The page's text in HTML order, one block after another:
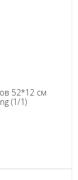
52*12 см
(1/1)